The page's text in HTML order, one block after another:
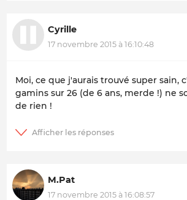
Cyrille
17 novembre 2015 à 16:10:48
Moi, ce que j'aurais trouvé super sain,
gamins sur 26 (de 6 ans, merde !) ne
de rien !
M.Pat
17 novembre 2015 à 16:08:57